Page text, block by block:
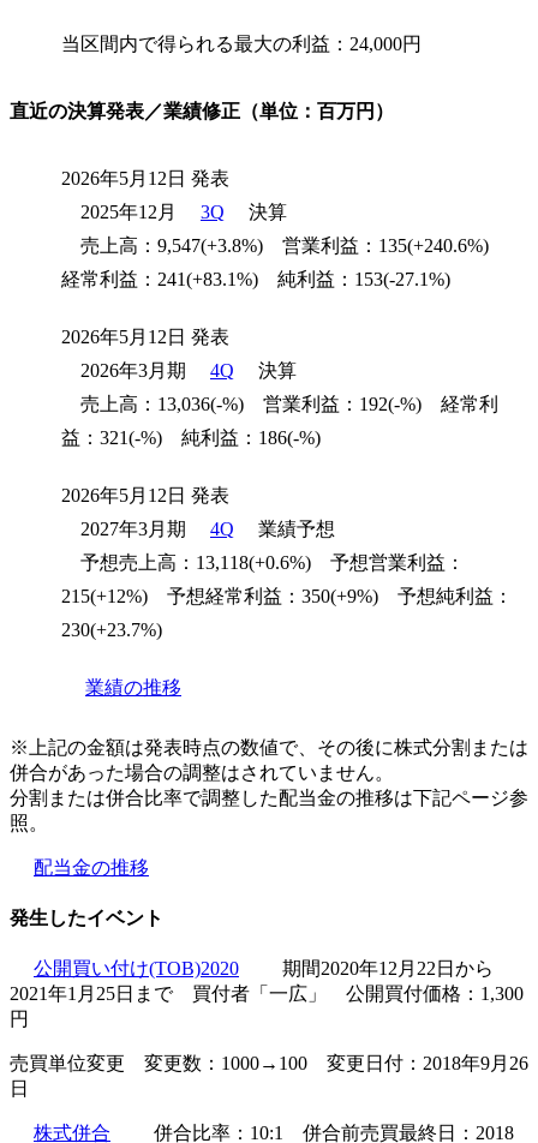
当区間内で得られる最大の利益：24,000円
直近の決算発表／業績修正（単位：百万円）
2026年5月12日 発表
2025年12月
3Q
決算
売上高：9,547(+3.8%) 営業利益：135(+240.6%)
経常利益：241(+83.1%) 純利益：153(-27.1%)
2026年5月12日 発表
2026年3月期
4Q
決算
売上高：13,036(-%) 営業利益：192(-%) 経常利
益：321(-%) 純利益：186(-%)
2026年5月12日 発表
2027年3月期
4Q
業績予想
予想売上高：13,118(+0.6%) 予想営業利益：
215(+12%) 予想経常利益：350(+9%) 予想純利益：
230(+23.7%)
業績の推移
※上記の金額は発表時点の数値で、その後に株式分割または
併合があった場合の調整はされていません。
分割または併合比率で調整した配当金の推移は下記ページ参
照。
配当金の推移
発生したイベント
公開買い付け(TOB)2020
期間2020年12月22日から
2021年1月25日まで 買付者「一広」 公開買付価格：1,300
円
売買単位変更 変更数：1000→100 変更日付：2018年9月26
日
株式併合 併合比率：10:1 併合前売買最終日：2018